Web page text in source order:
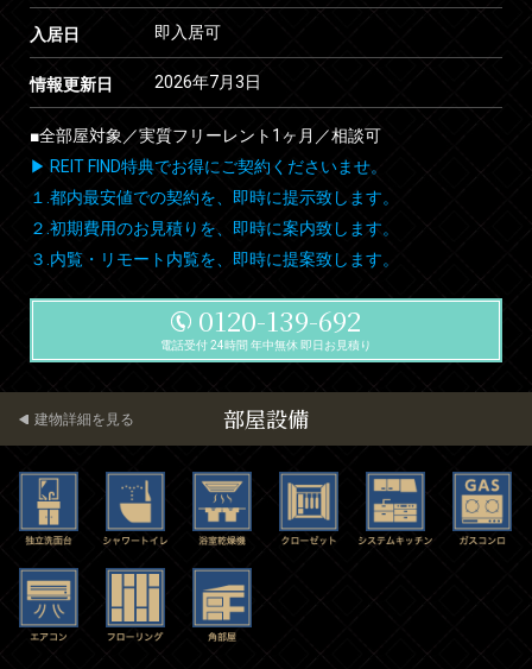
入居日 即入居可
情報更新日 2026年7月3日
■全部屋対象／実質フリーレント1ヶ月／相談可
▶ REIT FIND特典でお得にご契約くださいませ。
１.都内最安値での契約を、即時に提示致します。
２.初期費用のお見積りを、即時に案内致します。
３.内覧・リモート内覧を、即時に提案致します。
0120-139-692
電話受付 24時間 年中無休 即日お見積り
部屋設備
建物詳細を見る